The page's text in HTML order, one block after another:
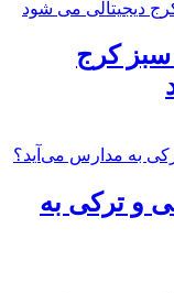
کرج
و ترکی به